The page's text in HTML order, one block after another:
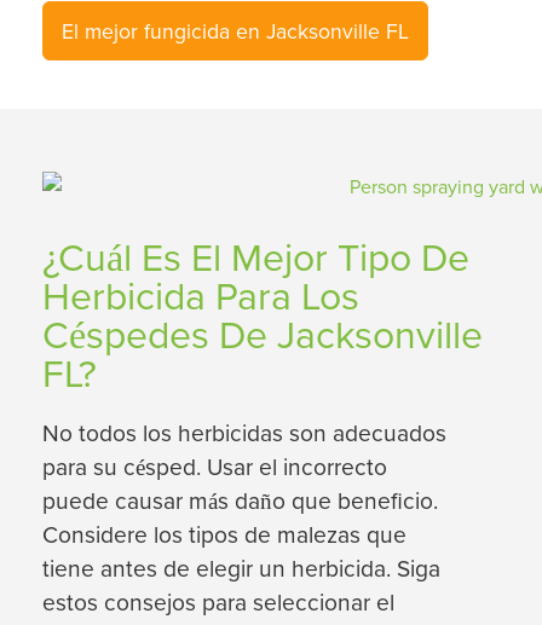
El mejor fungicida en Jacksonville FL
¿Cuál Es El Mejor Tipo De
Herbicida Para Los
Céspedes De Jacksonville
FL?
No todos los herbicidas son adecuados
para su césped. Usar el incorrecto
puede causar más daño que beneficio.
Considere los tipos de malezas que
tiene antes de elegir un herbicida. Siga
estos consejos para seleccionar el